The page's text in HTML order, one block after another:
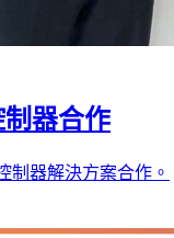
器合作
制器解決方案合作。